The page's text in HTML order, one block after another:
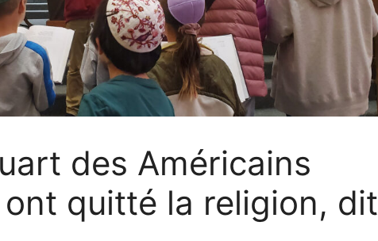
des Américains
quitté la religion, dit